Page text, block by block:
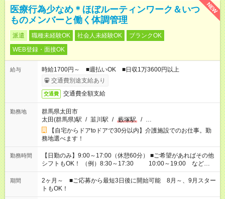
NEW
医療行為少なめ＊ほぼルーティンワーク＆いつ
ものメンバーと働く体調管理
派遣 職種未経験OK 社会人未経験OK
ブランクOK
WEB登録・面接OK
給与
時給1700円～ ■週払いOK ■日収1万3600円以上
交通費別途支給あり
交通費 交通費全額支給
勤務地
群馬県太田市
太田(群馬県)駅 / 韮川駅 / 藪塚駅 / …
【自宅からドアtoドアで30分以内】介護施設でのお仕事。勤
務地選べます！
勤務時間
【日勤のみ】9:00～17:00（休憩60分） ■ご希望があればその他
シフトもOK！ （例）8:30～17:30 10:00～19:00 など
「家族とお休みを合わせたい」 「できれば残業はしたくない」
など、あなたのご希望に沿ったお仕事をご紹介します！ ※Wワ
ーク希望の方へ 今ご覧のお仕事で希望する勤務時間と、もう1つ
のお仕事の勤務時間。 合計で週40時間を超える場合は応募でき
期間
2ヶ月～ ■ご応募から最短3日後に開始可能 8月～、9月スター
トもOK！